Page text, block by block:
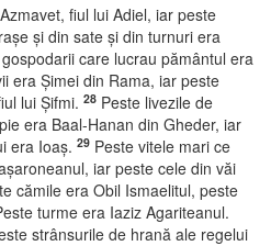
fiul lui Adiel, iar peste
şi din sate şi din turnuri era
care lucrau pământul era
era Şimei din Rama, iar peste
lui Şifmi. 28 Peste livezile de
era Baal-Hanan din Gheder, iar
era Ioaş. 29 Peste vitele mari ce
iar peste cele din văi
cămile era Obil Ismaelitul, peste
turme era Iaziz Agariteanul.
strânsurile de hrană ale regelui